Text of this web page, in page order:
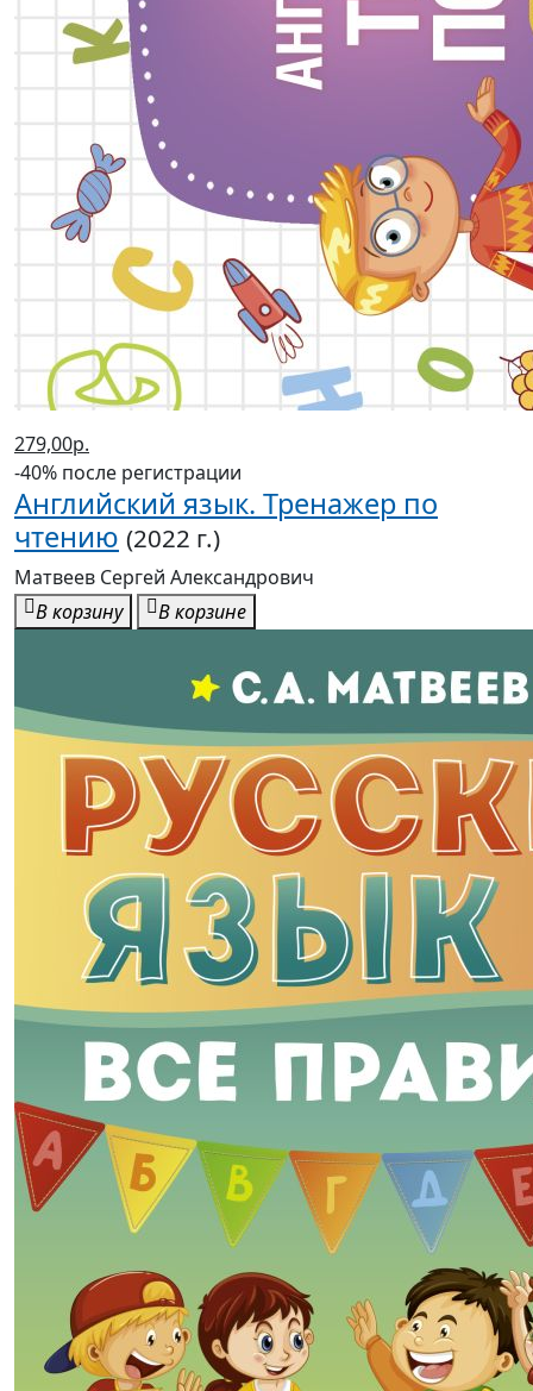
279,00р.
-40% после регистрации
Английский язык. Тренажер по
чтению (2022 г.)
Матвеев Сергей Александрович
В корзину
В корзине